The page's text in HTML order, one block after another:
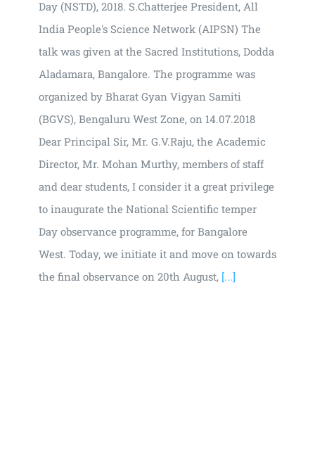
Day (NSTD), 2018. S.Chatterjee President, All
India People's Science Network (AIPSN) The
talk was given at the Sacred Institutions, Dodda
Aladamara, Bangalore. The programme was
organized by Bharat Gyan Vigyan Samiti
(BGVS), Bengaluru West Zone, on 14.07.2018
Dear Principal Sir, Mr. G.V.Raju, the Academic
Director, Mr. Mohan Murthy, members of staff
and dear students, I consider it a great privilege
to inaugurate the National Scientific temper
Day observance programme, for Bangalore
West. Today, we initiate it and move on towards
the final observance on 20th August, [...]